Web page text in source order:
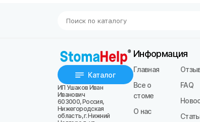
Каталог
ИП Ушаков Иван
Иванович
603000, Россия,
Нижегородская
область, г. Нижний
Информация
Главная
Все о
стоме
О нас
FAQ